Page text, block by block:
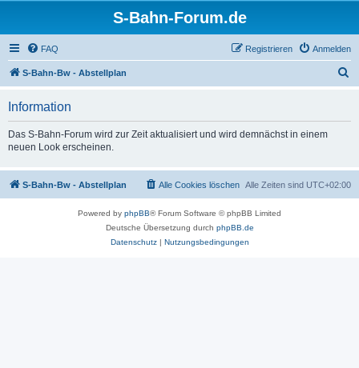
S-Bahn-Forum.de
FAQ Anmelden
Registrieren
S-Bahn-Bw - Abstellplan
Information
Das S-Bahn-Forum wird zur Zeit aktualisiert und wird demnächst in einem
neuen Look erscheinen.
S-Bahn-Bw - Abstellplan Alle Zeiten sind UTC+02:00
Alle Cookies löschen
Powered by phpBB® Forum Software © phpBB Limited
Deutsche Übersetzung durch phpBB.de
Datenschutz| Nutzungsbedingungen